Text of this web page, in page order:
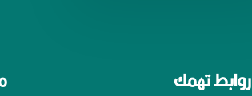
روابط تهمك